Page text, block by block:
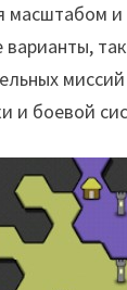
масштабом
варианты,
миссий
и боевой